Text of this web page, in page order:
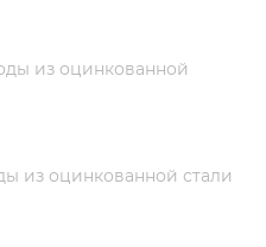
из оцинкованной
из оцинкованной стали